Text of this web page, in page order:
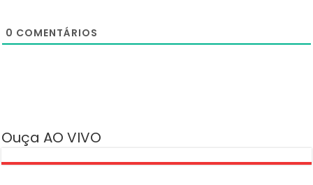
0 COMENTÁRIOS
Ouça AO VIVO